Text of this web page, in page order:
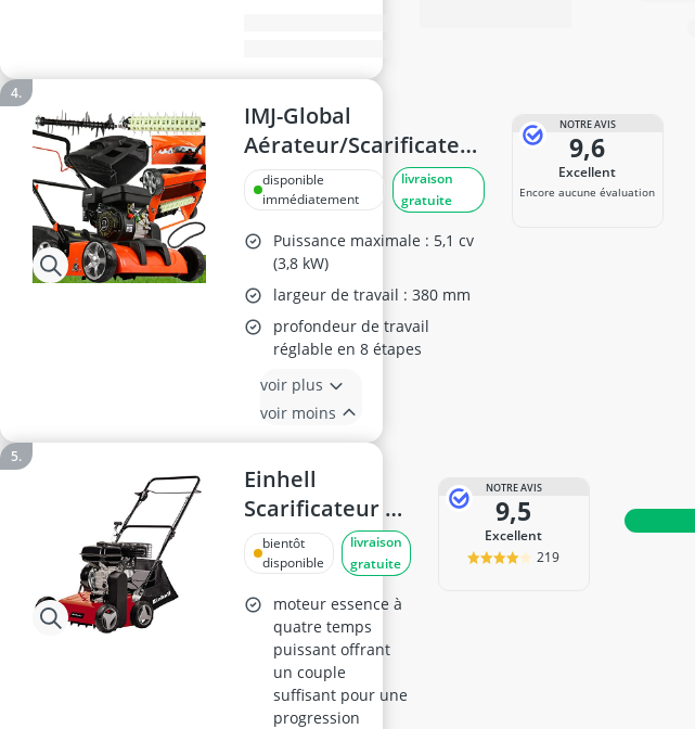
IMJ-Global
Aérateur/Scarificateur
3-en-1, 196cc (3,8 kW),
5 CV, moteur 4 temps
essence, 2 rouleaux
interchangeables, 8
niveaux de réglage,
panier inclus
disponible
immédiatement
livraison
gratuite
Puissance maximale : 5,1 cv
(3,8 kW)
largeur de travail : 380 mm
profondeur de travail
réglable en 8 étapes
voir plus
voir moins
NOTRE AVIS
9,6
Excellent
Encore aucune évaluation
Einhell
Scarificateur à
essence GC-SC
4240 P, moteur
4,2 kW, 18
lames
bientôt
disponible
livraison
gratuite
moteur essence à
quatre temps
puissant offrant
un couple
suffisant pour une
progression
NOTRE AVIS
9,5
Excellent
219